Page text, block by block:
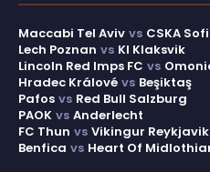
Maccabi Tel Aviv vs CSKA
Lech Poznan vs KI Klaksvik
Lincoln Red Imps FC vs
Hradec Králové vs Beşiktaş
Pafos vs Red Bull Salzburg
PAOK vs Anderlecht
FC Thun vs Vikingur Reykjavik
Benfica vs Heart Of